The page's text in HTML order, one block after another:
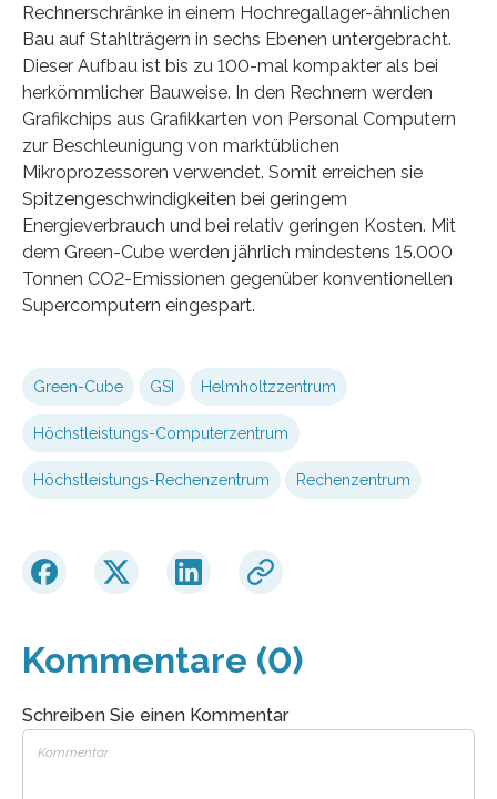
Rechnerschränke in einem Hochregallager-ähnlichen
Bau auf Stahlträgern in sechs Ebenen untergebracht.
Dieser Aufbau ist bis zu 100-mal kompakter als bei
herkömmlicher Bauweise. In den Rechnern werden
Grafikchips aus Grafikkarten von Personal Computern
zur Beschleunigung von marktüblichen
Mikroprozessoren verwendet. Somit erreichen sie
Spitzengeschwindigkeiten bei geringem
Energieverbrauch und bei relativ geringen Kosten. Mit
dem Green-Cube werden jährlich mindestens 15.000
Tonnen CO2-Emissionen gegenüber konventionellen
Supercomputern eingespart.
Green-Cube GSI Helmholtzzentrum
Höchstleistungs-Computerzentrum
Höchstleistungs-Rechenzentrum Rechenzentrum
Kommentare (0)
Schreiben Sie einen Kommentar